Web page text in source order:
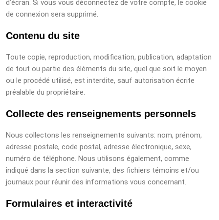
d’écran. Si vous vous déconnectez de votre compte, le cookie
de connexion sera supprimé.
Contenu du site
Toute copie, reproduction, modification, publication, adaptation
de tout ou partie des éléments du site, quel que soit le moyen
ou le procédé utilisé, est interdite, sauf autorisation écrite
préalable du propriétaire.
Collecte des renseignements personnels
Nous collectons les renseignements suivants: nom, prénom,
adresse postale, code postal, adresse électronique, sexe,
numéro de téléphone. Nous utilisons également, comme
indiqué dans la section suivante, des fichiers témoins et/ou
journaux pour réunir des informations vous concernant.
Formulaires et interactivité